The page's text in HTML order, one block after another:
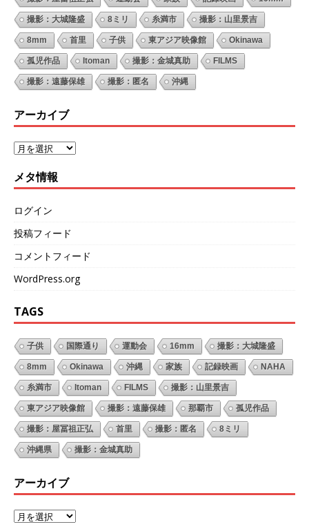
撮影：大城隆盛 8ミリ 糸満市 撮影：山里景吉
8mm 首里 子供 東アジア映像館 Okinawa
孤児作品 Itoman 撮影：金城真助 FILMS
撮影：遠藤保雄 撮影：匿名 沖縄
アーカイブ
メタ情報
ログイン
投稿フィード
コメントフィード
WordPress.org
TAGS
子供 国際通り 運動会 16mm 撮影：大城隆盛
8mm Okinawa 沖縄 家族 記録映画 NAHA
糸満市 Itoman FILMS 撮影：山里景吉
東アジア映像館 撮影：遠藤保雄 那覇市 孤児作品
撮影：屋冨祖正弘 首里 撮影：匿名 8ミリ
沖縄県 撮影：金城真助
アーカイブ